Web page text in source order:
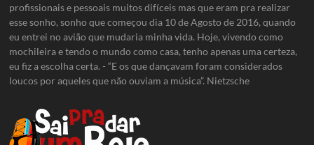
profissionais e pessoais muitos difíceis mas que eram pra realizar
esse sonho, sonho que começou dia 10 de Agosto de 2016, quando
eu entrei no avião que mudaria minha vida. Hoje, vivendo como
mochileira e tendo o mundo como casa, tenho apenas uma certeza,
eu fiz a escolha certa. - “E os que dançavam foram considerados
loucos por aqueles que não ouviam a música”. Nietzsche